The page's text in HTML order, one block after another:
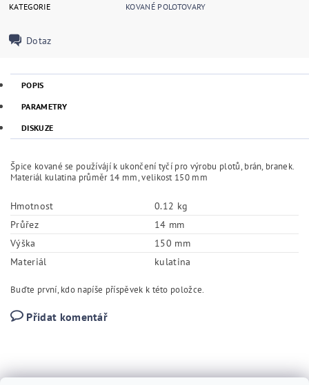
KATEGORIE
KOVANÉ POLOTOVARY
Dotaz
POPIS
PARAMETRY
DISKUZE
Špice kované se používájí k ukončení tyčí pro výrobu plotů, brán, branek.
Materiál kulatina průměr 14 mm, velikost 150 mm
Hmotnost
0.12 kg
Průřez
14 mm
Výška
150 mm
Materiál
kulatina
Buďte první, kdo napíše příspěvek k této položce.
Přidat komentář